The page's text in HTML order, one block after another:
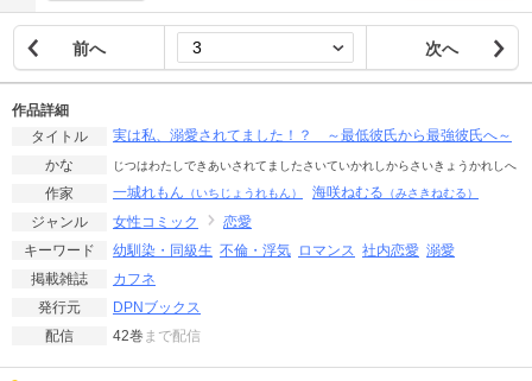
前へ 次へ
作品詳細
タイトル
実は私、溺愛されてました！？ ～最低彼氏から最強彼氏へ～
かな
じつはわたしできあいされてましたさいていかれしからさいきょうかれしへ
作家 一城れもん （いちじょうれもん） 海咲ねむる （みさきねむる）
ジャンル 女性コミック
恋愛
キーワード
幼馴染・同級生 不倫・浮気 ロマンス 社内恋愛 溺愛
掲載雑誌
カフネ
発行元
DPNブックス
配信
42巻 まで配信